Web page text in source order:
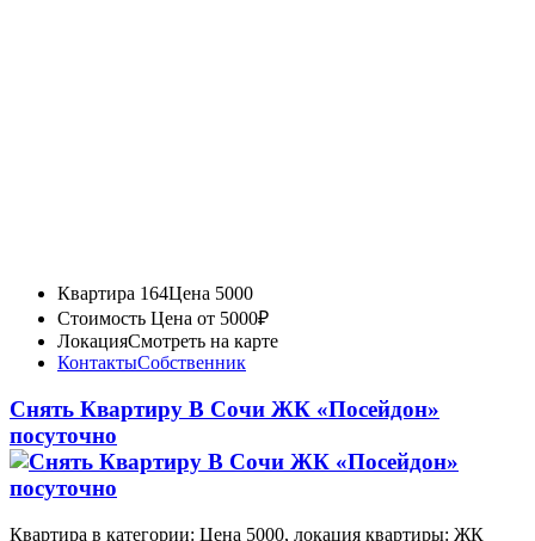
Квартира 164Цена 5000
Стоимость Цена от 5000₽
ЛокацияСмотреть на карте
КонтактыСобственник
Снять Квартиру В Сочи ЖК «Посейдон»
посуточно
Квартира в категории: Цена 5000, локация квартиры: ЖК